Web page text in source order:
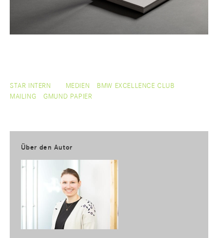
STAR INTERN MEDIEN
BMW EXCELLENCE CLUB
MAILING
GMUND PAPIER
Über den Autor